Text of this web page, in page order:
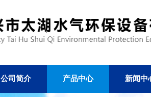
公司简介 产品中心 新闻中